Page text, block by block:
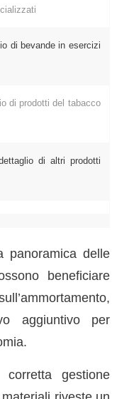
bevande in esercizi
prodotti del tabacco
di altri prodotti
panoramica delle
beneficiare
aggiuntivo per
gestione